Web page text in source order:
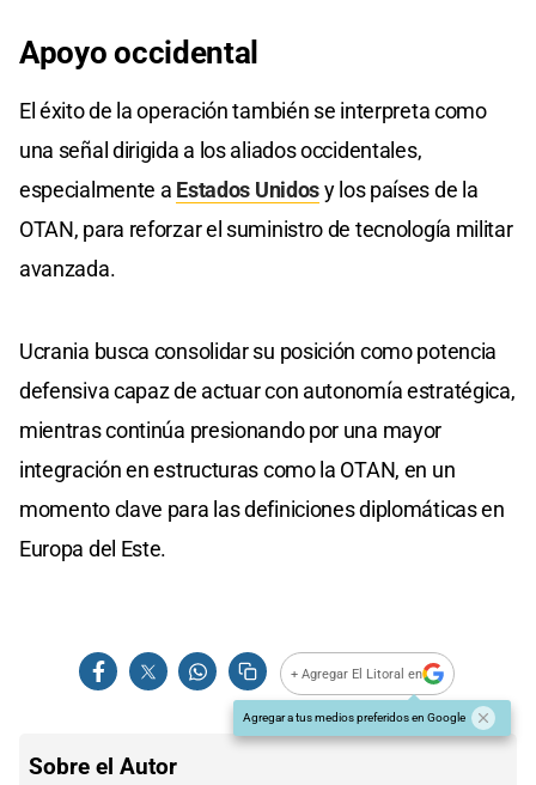
Apoyo occidental
El éxito de la operación también se interpreta como
una señal dirigida a los aliados occidentales,
especialmente a Estados Unidosy los países de la
OTAN, para reforzar el suministro de tecnología militar
avanzada.
Ucrania busca consolidar su posición como potencia
defensiva capaz de actuar con autonomía estratégica,
mientras continúa presionando por una mayor
integración en estructuras como la OTAN, en un
momento clave para las definiciones diplomáticas en
Europa del Este.
+ Agregar El Litoral en
Agregar a tus medios preferidos en Google
Sobre el Autor